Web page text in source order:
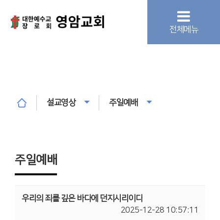
전체메뉴
설교영상 주일예배
주일예배
우리의 죄를 깊은 바다에 던지시리이다
2025-12-28 10:57:11